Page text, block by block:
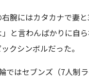
腕にはカタカナで妻
と言わんばかりに自
クシンボルだった。
はセブンズ（7人制